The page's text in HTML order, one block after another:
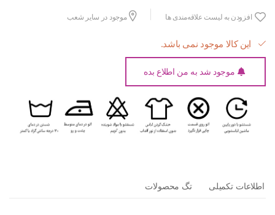
افزودن به لیست علاقه‌مندی ها موجود در سایر شعب
این کالا موجود نمی باشد.
موجود شد به من اطلاع بده
اطلاعات تکمیلی تگ محصولات